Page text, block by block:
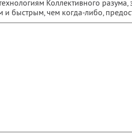
Коллективного разума,
и быстрым, чем когда-либо,